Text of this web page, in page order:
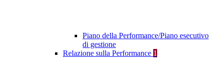
Piano della Performance/Piano esecutivo
di gestione
Relazione sulla Performance 1